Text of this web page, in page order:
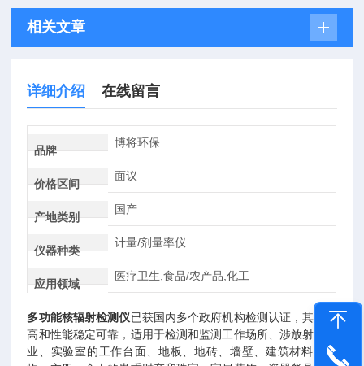
相关文章
详细介绍 在线留言
品牌
博将环保
价格区间
面议
产地类别
国产
仪器种类
计量/剂量率仪
应用领域
医疗卫生,食品/农产品,化工
多功能核辐射检测仪已获国内多个政府机构检测认证，其精度
高和性能稳定可靠，适用于检测和监测工作场所、涉放射源企
业、实验室的工作台面、地板、地砖、墙壁、建筑材料、食